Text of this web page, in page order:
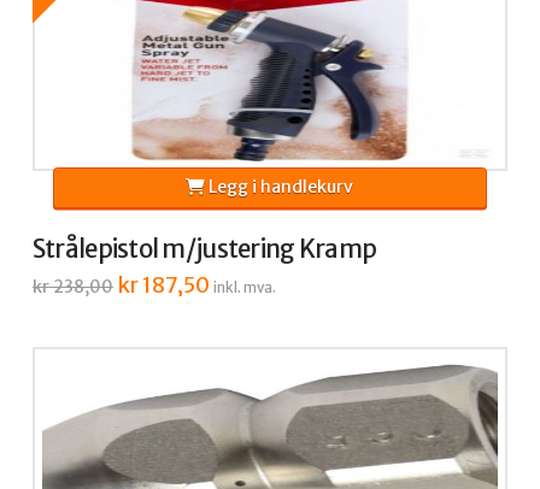
Strålepistol m/justering Kramp
kr238,00 Opprinnelig
pris
kr187,50Nåværende
pris
inkl. mva.
Legg i handlekurv